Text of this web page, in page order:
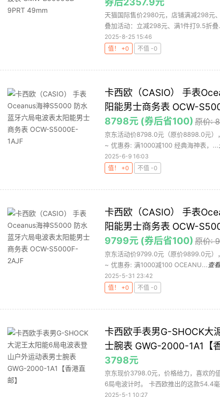
天猫国际售价2980元，店铺满减298元
叠加活动：立减298元、满1件打9.5折
2025-8-25 15:46
值！ +0
不值 -0
卡西欧（CASIO） 手表
阳能男士商务表 OCW-
8798元 (券后省100) 原价:
京东活动价8798.0元（原价8898.0元）
~ 优惠券: 满1000减100 经典海神表，...
2025-6-9 16:03
值！ +0
不值 -0
卡西欧（CASIO） 手表
阳能男士商务表 OCW-
9799元 (券后省100) 原价:
京东活动价9799.0元（原价9899.0元）
~ 优惠券: 满1000减100 OCEANU... 查
2025-5-31 23:42
值！ +0
不值 -0
卡西欧手表男G-SHOCK大
士腕表 GWG-2000-1A1【
3798元
京东现价3798.0元，价格给力，喜欢的
6局电波计时。 卡西欧推出的这款54.4
2025-5-1 10:27